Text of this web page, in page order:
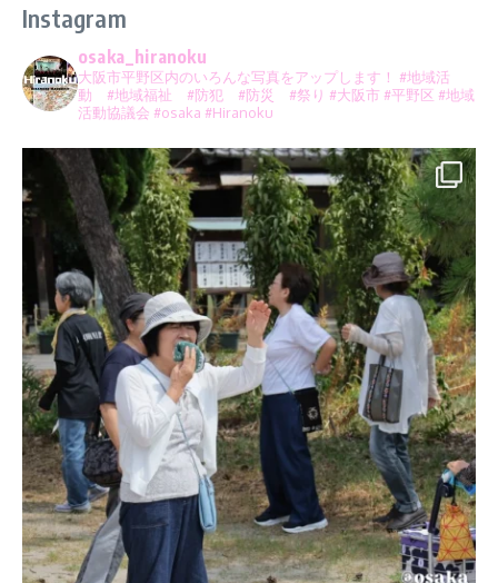
Instagram
osaka_hiranoku
大阪市平野区内のいろんな写真をアップします！ #地域活
動 #地域福祉 #防犯 #防災 #祭り #大阪市 #平野区 #地域
活動協議会 #osaka #Hiranoku